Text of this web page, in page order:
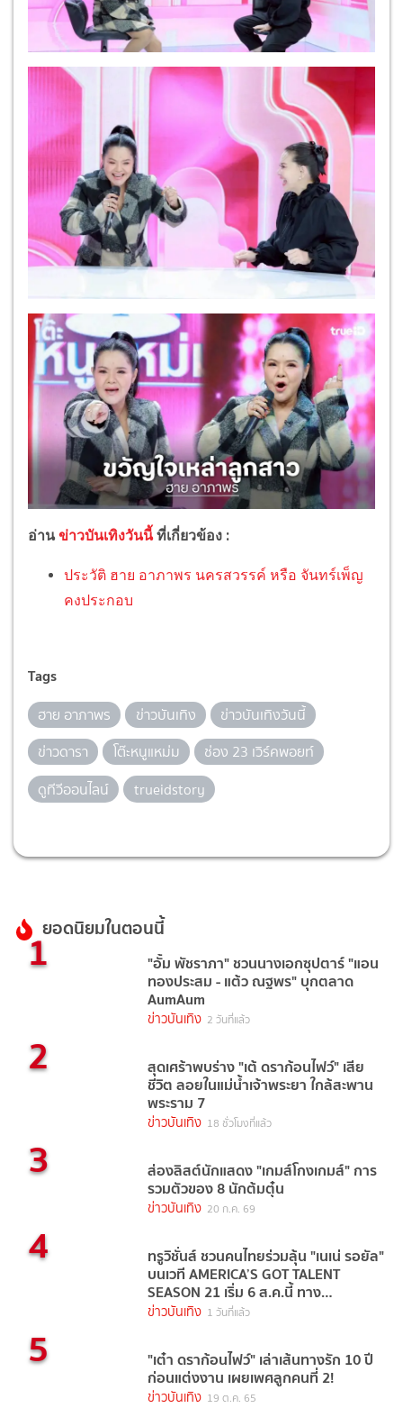
อ่านข่าวบันเทิงวันนี้ ที่เกี่ยวข้อง :
ประวัติ ฮาย อาภาพร นครสวรรค์ หรือ จันทร์เพ็ญ
คงประกอบ
Tags
ฮาย อาภาพร ข่าวบันเทิง
ข่าวบันเทิงวันนี้
ข่าวดารา
โต๊ะหนูแหม่ม
ช่อง 23 เวิร์คพอยท์
ดูทีวีออนไลน์
trueidstory
ยอดนิยมในตอนนี้
1 "อั้ม พัชราภา" ชวนนางเอกซุปตาร์ "แอน
ทองประสม - แต้ว ณฐพร" บุกตลาด
AumAum
ข่าวบันเทิง 2 วันที่แล้ว
2 สุดเศร้าพบร่าง "เต้ ดราก้อนไฟว์" เสีย
ชีวิต ลอยในแม่น้ำเจ้าพระยา ใกล้สะพาน
พระราม 7
ข่าวบันเทิง 18 ชั่วโมงที่แล้ว
3 ส่องลิสต์นักแสดง "เกมส์โกงเกมส์" การ
รวมตัวของ 8 นักต้มตุ๋น
ข่าวบันเทิง 20 ก.ค. 69
4 ทรูวิชั่นส์ ชวนคนไทยร่วมลุ้น "เนเน่ รอยัล"
บนเวที AMERICA’S GOT TALENT
SEASON 21 เริ่ม 6 ส.ค.นี้ ทาง
TrueVisions NOW
ข่าวบันเทิง 1 วันที่แล้ว
5 "เต๋า ดราก้อนไฟว์" เล่าเส้นทางรัก 10 ปี
ก่อนแต่งงาน เผยเพศลูกคนที่ 2!
ข่าวบันเทิง 19 ต.ค. 65